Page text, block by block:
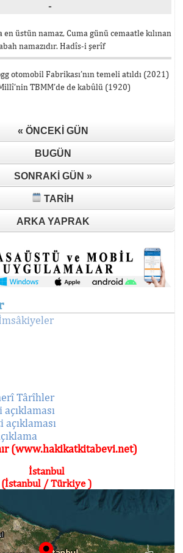
-
en üstün namaz, Cuma günü cemaatle kılınan
namazıdır. Hadîs-i şerîf
otomobil Fabrikası’nın temeli atıldı (2021)
TBMM’de de kabûlü (1920)
« ÖNCEKI GÜN
BUGÜN
SONRAKI GÜN »
TARIH
ARKA YAPRAK
Târîhler
(www.hakikatkitabevi.net)
İstanbul
(İstanbul / Türkiye )